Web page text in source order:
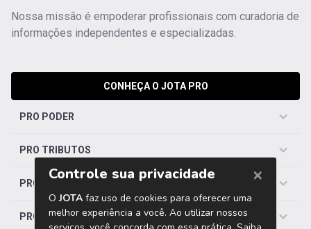
Nossa missão é empoderar profissionais com curadoria de
informações independentes e especializadas.
CONHEÇA O JOTA PRO
PRO PODER
PRO TRIBUTOS
PRO TRABALHISTA
PRO SAÚDE